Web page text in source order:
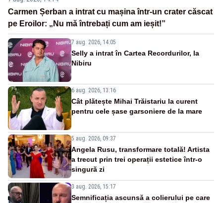
Carmen Șerban a intrat cu mașina într-un crater căscat
pe Eroilor: „Nu mă întrebați cum am ieșit!”
7 aug. 2026, 14:05
Selly a intrat în Cartea Recordurilor, la
Nibiru
6 aug. 2026, 13:16
Cât plătește Mihai Trăistariu la curent
pentru cele șase garsoniere de la mare
5 aug. 2026, 09:37
Angela Rusu, transformare totală! Artista
a trecut prin trei operații estetice într-o
singură zi
3 aug. 2026, 15:17
Semnificația ascunsă a colierului pe care